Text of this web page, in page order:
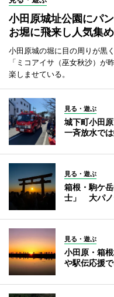
小田原城址公園にパ
お堀に飛来し人気集
小田原城の堀に目の周りが黒
「ミコアイサ（巫女秋沙）が
楽しませている。
見る・遊ぶ
城下町小田
一斉放水で
見る・遊ぶ
箱根・駒ケ
士」 大パノ
見る・遊ぶ
小田原・箱
や駅伝応援